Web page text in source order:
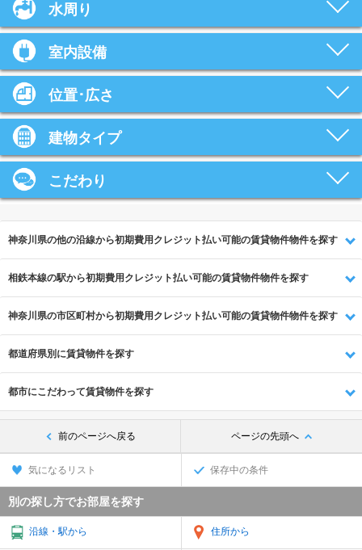
水周り
室内設備
位置･広さ
建物タイプ
こだわり
神奈川県の他の沿線から初期費用クレジット払い可能の賃貸物件物件を探す
相鉄本線の駅から初期費用クレジット払い可能の賃貸物件物件を探す
神奈川県の市区町村から初期費用クレジット払い可能の賃貸物件物件を探す
都道府県別に賃貸物件を探す
都市にこだわって賃貸物件を探す
前のページへ戻る ページの先頭へ
気になるリスト 保存中の条件
別の探し方でお部屋を探す
沿線・駅から 住所から